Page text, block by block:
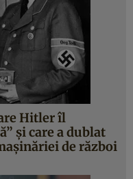
Hitler îl
şi care a dublat
de război